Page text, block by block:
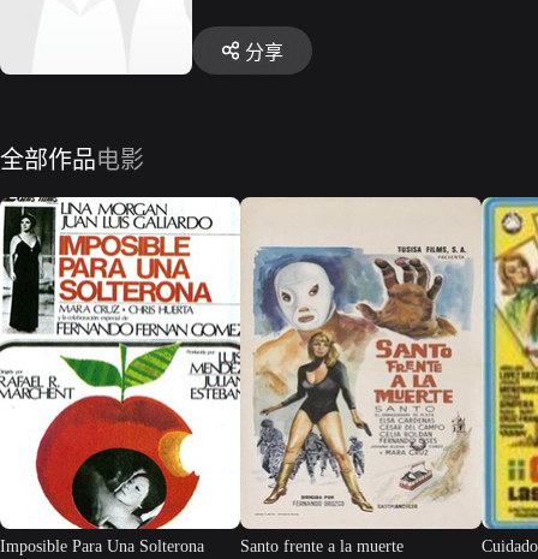
分享
全部作品电影
Imposible Para Una Solterona
Santo frente a la muerte